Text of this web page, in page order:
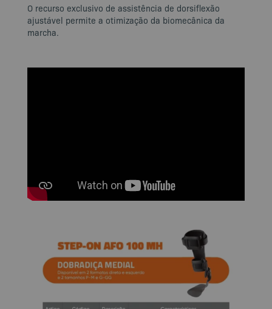
O recurso exclusivo de assistência de dorsiflexão
ajustável permite a otimização da biomecânica da
marcha.